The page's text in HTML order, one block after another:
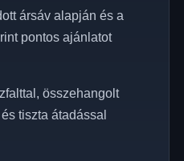
ársáv alapján és a
pontos ajánlatot
összehangolt
tiszta átadással